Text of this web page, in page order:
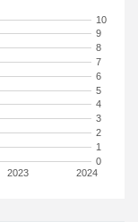
2023 2024
0
1
2
3
4
5
6
7
8
9
10